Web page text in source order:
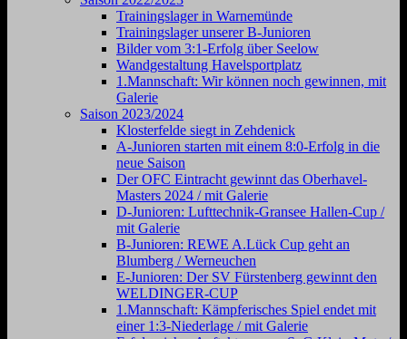
Trainingslager in Warnemünde
Trainingslager unserer B-Junioren
Bilder vom 3:1-Erfolg über Seelow
Wandgestaltung Havelsportplatz
1.Mannschaft: Wir können noch gewinnen, mit
Galerie
Saison 2023/2024
Klosterfelde siegt in Zehdenick
A-Junioren starten mit einem 8:0-Erfolg in die
neue Saison
Der OFC Eintracht gewinnt das Oberhavel-
Masters 2024 / mit Galerie
D-Junioren: Lufttechnik-Gransee Hallen-Cup /
mit Galerie
B-Junioren: REWE A.Lück Cup geht an
Blumberg / Werneuchen
E-Junioren: Der SV Fürstenberg gewinnt den
WELDINGER-CUP
1.Mannschaft: Kämpferisches Spiel endet mit
einer 1:3-Niederlage / mit Galerie